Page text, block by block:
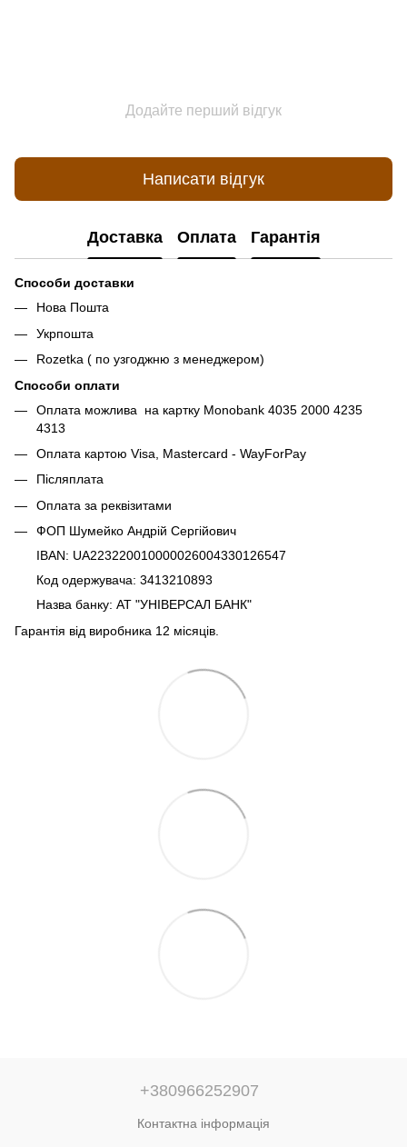
Додайте перший відгук
Написати відгук
Доставка Оплата Гарантія
Способи доставки
Нова Пошта
Укрпошта
Rozetka ( по узгоджню з менеджером)
Способи оплати
Оплата можлива на картку Monobank 4035 2000 4235
4313
Оплата картою Visa, Mastercard - WayForPay
Післяплата
Оплата за реквізитами
ФОП Шумейко Андрій Сергійович
IBAN: UA223220010000026004330126547
Код одержувача: 3413210893
Назва банку: АТ "УНІВЕРСАЛ БАНК"
Гарантія від виробника 12 місяців.
+380966252907
Контактна інформація